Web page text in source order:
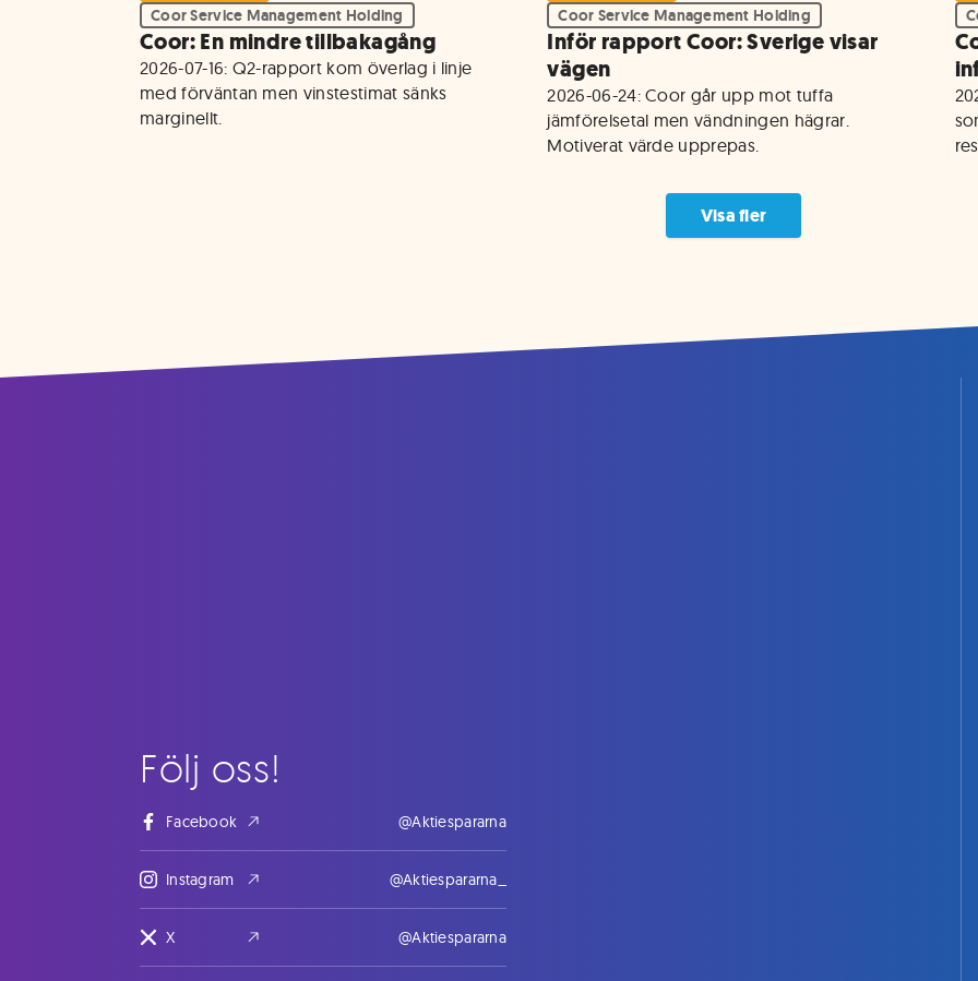
Coor Service Management Holding
Coor: En mindre tillbakagång
2026-07-16: Q2-rapport kom överlag i linje
med förväntan men vinstestimat sänks
marginellt.
Coor Service Management Holding
Inför rapport Coor: Sverige visar
vägen
2026-06-24: Coor går upp mot tuffa
jämförelsetal men vändningen hägrar.
Motiverat värde upprepas.
Visa fler
Följ oss!
Facebook @Aktiespararna
Instagram @Aktiespararna_
X @Aktiespararna